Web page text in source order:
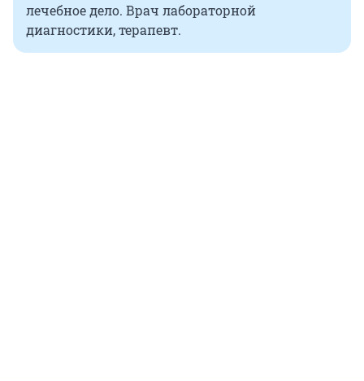
лечебное дело. Врач лабораторной
диагностики, терапевт.